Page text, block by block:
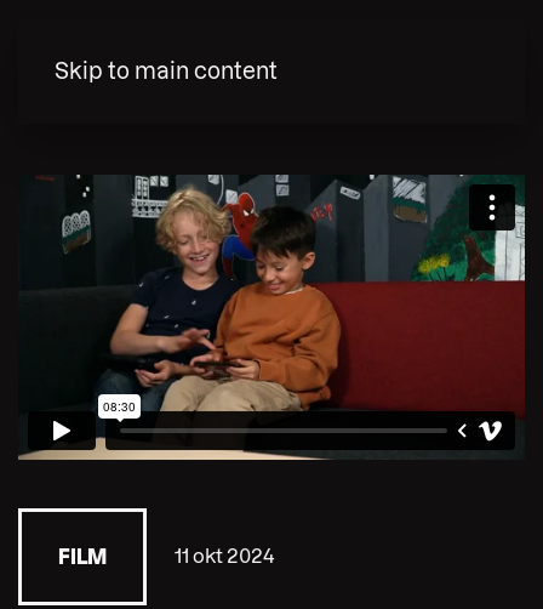
Skip to main content
FILM 11 okt 2024